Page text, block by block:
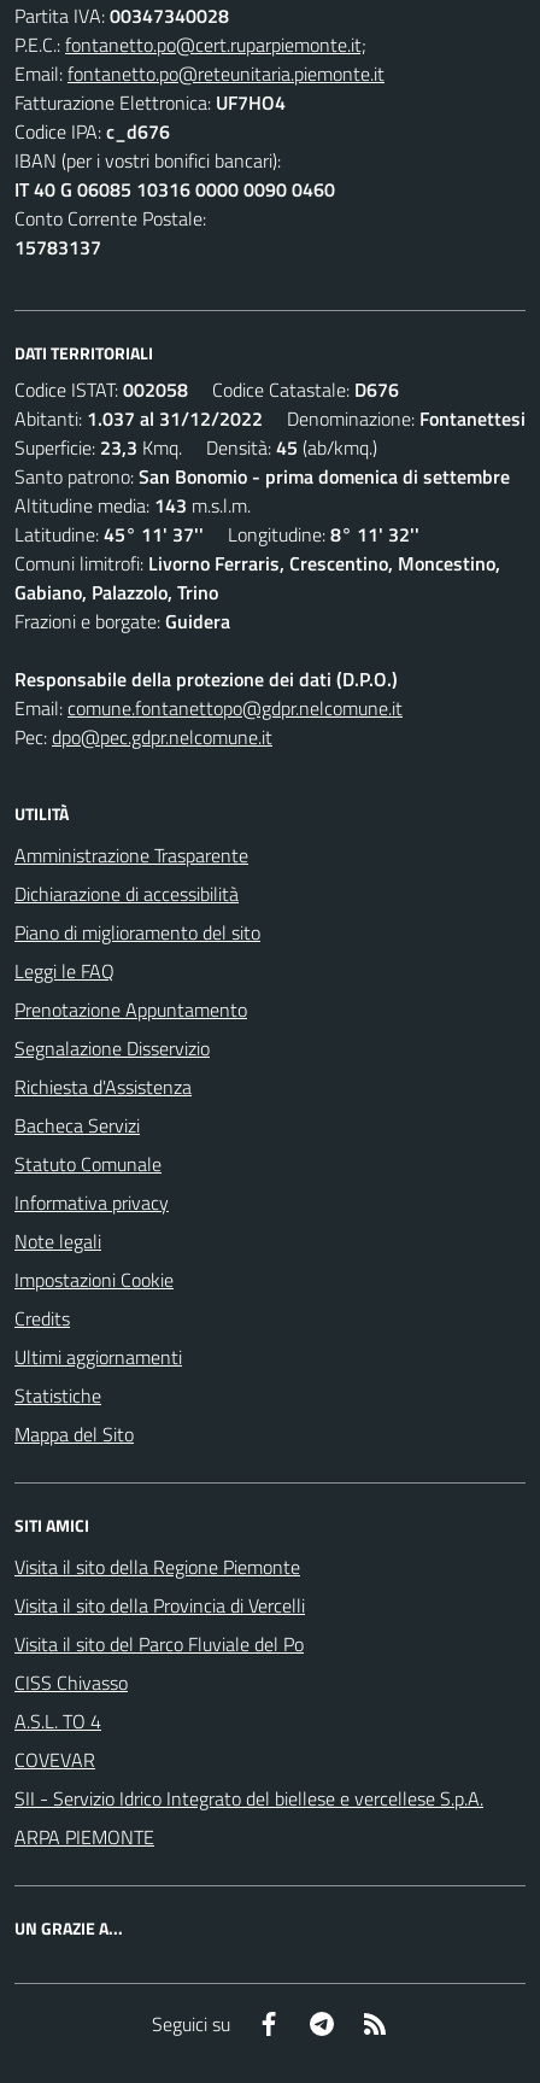
Partita IVA:00347340028
P.E.C.:fontanetto.po@cert.ruparpiemonte.it;
Email:fontanetto.po@reteunitaria.piemonte.it
Fatturazione Elettronica: UF7HO4
Codice IPA:c_d676
IBAN (per i vostri bonifici bancari):
IT 40 G 06085 10316 0000 0090 0460
Conto Corrente Postale:
15783137
DATI TERRITORIALI
Codice ISTAT:002058 Codice Catastale: D676
Abitanti: 1.037 al 31/12/2022 Denominazione: Fontanettesi
Superficie: 23,3 Kmq. Densità:45 (ab/kmq.)
Santo patrono:San Bonomio - prima domenica di settembre
Altitudine media: 143 m.s.l.m.
Latitudine:45° 11' 37'' Longitudine:8° 11' 32''
Comuni limitrofi: Livorno Ferraris, Crescentino, Moncestino,
Gabiano, Palazzolo, Trino
Frazioni e borgate:Guidera
Responsabile della protezione dei dati (D.P.O.)
Email:comune.fontanettopo@gdpr.nelcomune.it
Pec:dpo@pec.gdpr.nelcomune.it
UTILITÀ
Amministrazione Trasparente
Dichiarazione di accessibilità
Piano di miglioramento del sito
Leggi le FAQ
Prenotazione Appuntamento
Segnalazione Disservizio
Richiesta d'Assistenza
Bacheca Servizi
Statuto Comunale
Informativa privacy
Note legali
Impostazioni Cookie
Credits
Ultimi aggiornamenti
Statistiche
Mappa del Sito
SITI AMICI
Visita il sito della Regione Piemonte
Visita il sito della Provincia di Vercelli
Visita il sito del Parco Fluviale del Po
CISS Chivasso
A.S.L. TO 4
COVEVAR
SII - Servizio Idrico Integrato del biellese e vercellese S.p.A.
ARPA PIEMONTE
UN GRAZIE A...
Seguici su Facebook Telegram